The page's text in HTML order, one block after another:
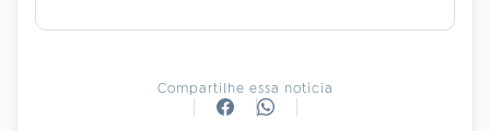
Compartilhe essa notícia